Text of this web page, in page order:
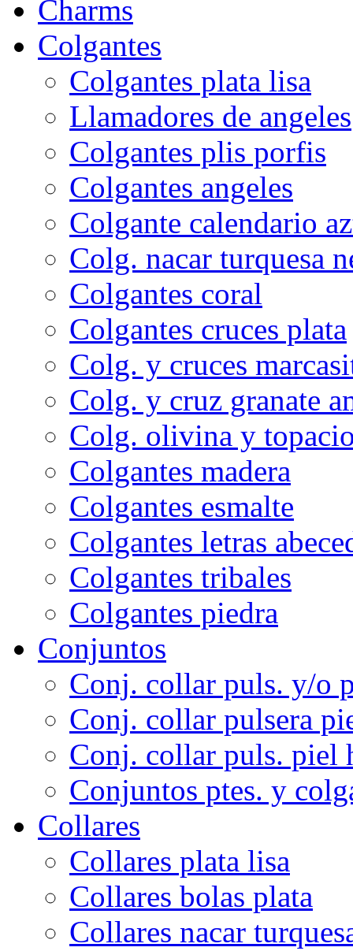
Charms
Colgantes
Colgantes plata lisa
Llamadores de angeles
Colgantes plis porfis
Colgantes angeles
Colgante calendario
Colg. nacar turquesa
Colgantes coral
Colgantes cruces plata
Colg. y cruces
Colg. y cruz granate
Colg. olivina y
Colgantes madera
Colgantes esmalte
Colgantes letras
Colgantes tribales
Colgantes piedra
Conjuntos
Conj. collar puls. y/o
Conj. collar pulsera
Conj. collar puls. piel
Conjuntos ptes. y
Collares
Collares plata lisa
Collares bolas plata
Collares nacar